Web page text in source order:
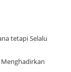
Mengatasinya